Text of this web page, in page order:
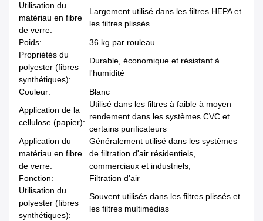
Utilisation du
matériau en fibre
de verre:
Largement utilisé dans les filtres HEPA et
les filtres plissés
Poids:
36 kg par rouleau
Propriétés du
polyester (fibres
synthétiques):
Durable, économique et résistant à
l'humidité
Couleur:
Blanc
Application de la
cellulose (papier):
Utilisé dans les filtres à faible à moyen
rendement dans les systèmes CVC et
certains purificateurs
Application du
matériau en fibre
de verre:
Généralement utilisé dans les systèmes
de filtration d'air résidentiels,
commerciaux et industriels,
Fonction:
Filtration d'air
Utilisation du
polyester (fibres
synthétiques):
Souvent utilisés dans les filtres plissés et
les filtres multimédias